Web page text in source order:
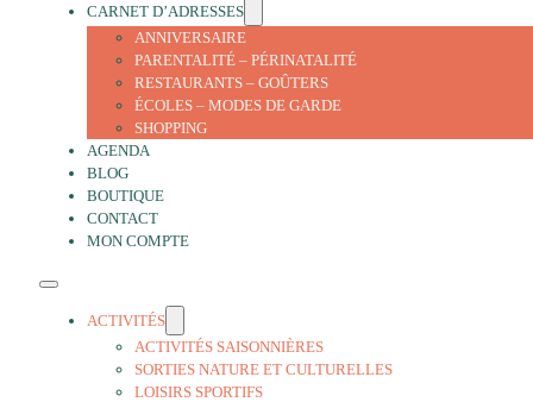
CARNET D’ADRESSES
ANNIVERSAIRE
PARENTALITÉ – PÉRINATALITÉ
RESTAURANTS – GOÛTERS
ÉCOLES – MODES DE GARDE
SHOPPING
AGENDA
BLOG
BOUTIQUE
CONTACT
MON COMPTE
ACTIVITÉS
ACTIVITÉS SAISONNIÈRES
SORTIES NATURE ET CULTURELLES
LOISIRS SPORTIFS